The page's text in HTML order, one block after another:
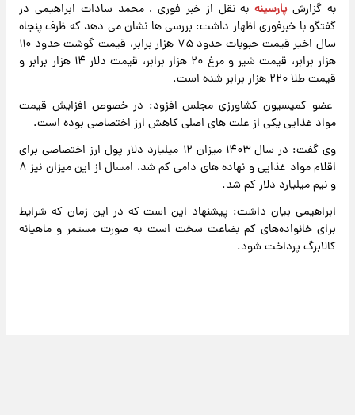
به گزارشپارسینهبه نقل از خبر فوری ، محمد سادات ابراهیمی در
گفتگو با خبرفوری اظهار داشت: بررسی ها نشان می دهد که ظرف پنجاه
سال اخیر قیمت حبوبات حدود ۷۵ هزار برابر، قیمت گوشت حدود ۱۱۰
هزار برابر، قیمت شیر و مرغ ۲۰ هزار برابر، قیمت دلار ۱۴ هزار برابر و
قیمت طلا ۲۲۰ هزار برابر شده است.
عضو کمیسیون کشاورزی مجلس افزود: در خصوص افزایش قیمت
مواد غذایی یکی از علت های اصلی کاهش ارز اختصاصی بوده است.
وی گفت: در سال ۱۴۰۳ میزان ۱۲ میلیارد دلار پول ارز اختصاصی برای
اقلام مواد غذایی و نهاده های دامی کم شد، امسال از این میزان نیز ۸
و نیم میلیارد دلار کم شد.
ابراهیمی بیان داشت: پیشنهاد این است که در این زمان که شرایط
برای خانواده‌های کم بضاعت سخت است به صورت مستمر و ماهیانه
کالابرگ پرداخت شود.